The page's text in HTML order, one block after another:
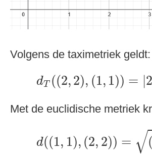
Volgens de taximetriek geldt:
dT ((2,2), (1, 1)) = |2
d T(( 2,2 ,(1, =|
Met de euclidische metriek
d((1, 1), (2, 2)) = √(
)